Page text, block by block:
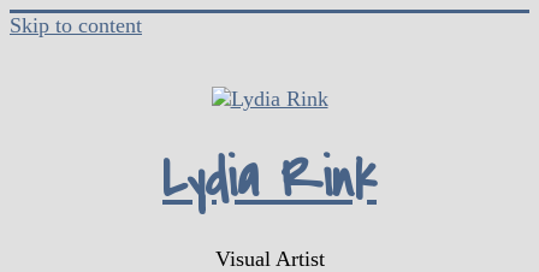
Skip to content
Lydia Rink
Visual Artist